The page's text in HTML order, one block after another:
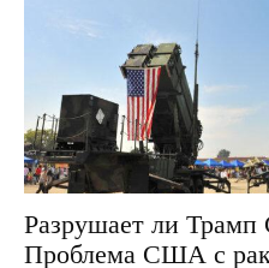
Разрушает ли
Проблема США с